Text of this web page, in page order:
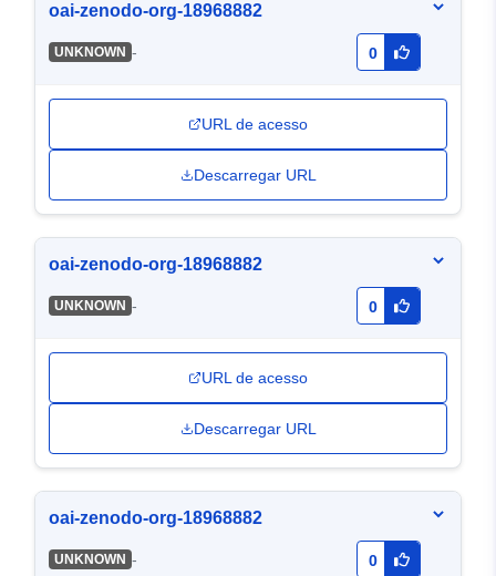
oai-zenodo-org-18968882
UNKNOWN - 0
URL de acesso
Descarregar URL
oai-zenodo-org-18968882
UNKNOWN - 0
URL de acesso
Descarregar URL
oai-zenodo-org-18968882
UNKNOWN - 0